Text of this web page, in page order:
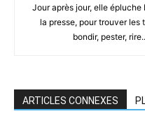
Jour après jour, elle
la presse, pour trouver les
bondir, pester,
ARTICLES CONNEXES